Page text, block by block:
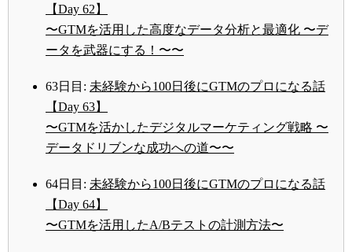
【Day 62】
〜GTMを活用した高度なデータ分析と最適化 〜デ
ータを武器にする！〜〜
63日目: 未経験から100日後にGTMのプロになる話
【Day 63】
〜GTMを活かしたデジタルマーケティング戦略 〜
データドリブンな成功への道〜〜
64日目: 未経験から100日後にGTMのプロになる話
【Day 64】
〜GTMを活用したA/Bテストの計測方法〜